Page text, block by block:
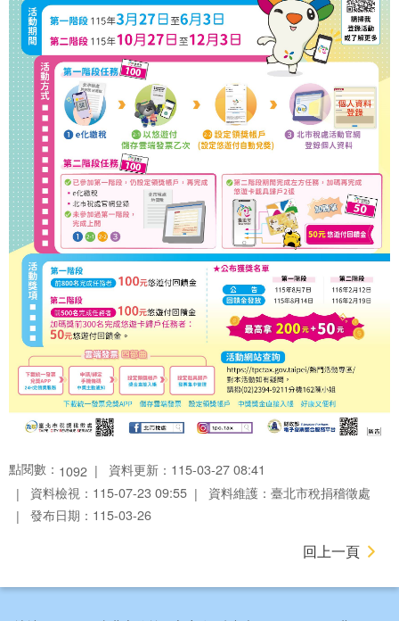
點閱數： 1092
資料更新：115-03-27 08:41
資料檢視：115-07-23 09:55
資料維護：臺北市稅捐稽徵處
發布日期：115-03-26
回上一頁